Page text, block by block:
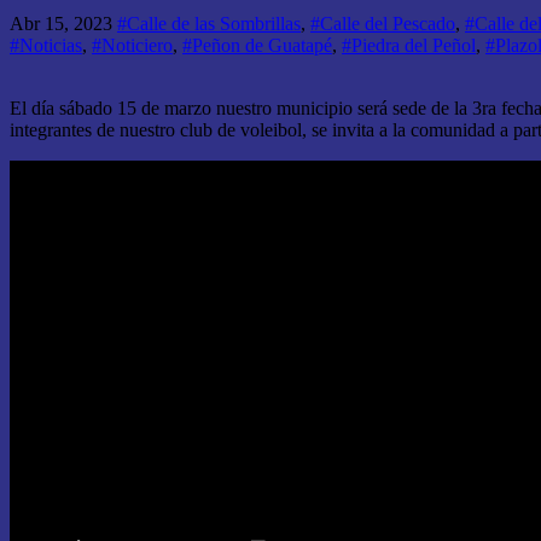
Abr 15, 2023 #Calle de las Sombrillas, #Calle del Pescado, #Calle
#Noticias, #Noticiero, #Peñon de Guatapé, #Piedra del Peñol,
El día sábado 15 de marzo nuestro municipio será sede de la 3ra
integrantes de nuestro club de voleibol, se invita a la comunidad a